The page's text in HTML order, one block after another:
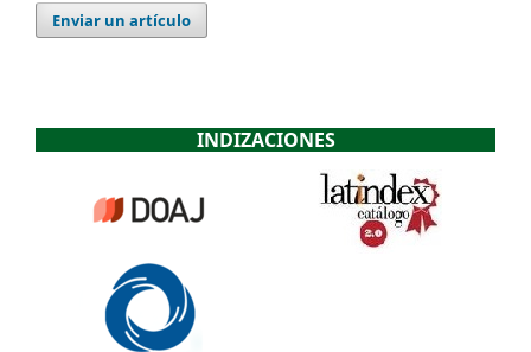
Enviar un artículo
INDIZACIONES